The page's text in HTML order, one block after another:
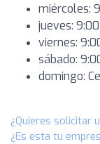
miércoles:
jueves:
viernes:
sábado:
domingo:
¿Quieres solicitar
¿Es esta tu